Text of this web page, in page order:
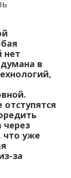
нет
в
через
что уже
за